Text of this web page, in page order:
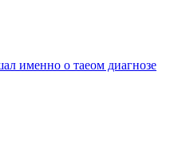
именно о таеом диагнозе